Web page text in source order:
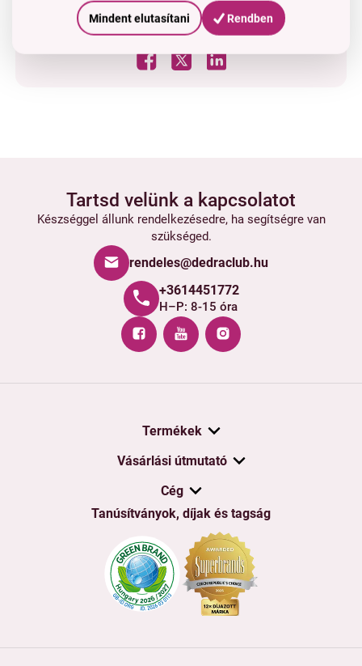
Lépjen velünk kapcsolatba
OSSZA MEG:
Tartsd velünk a kapcsolatot
Készséggel állunk rendelkezésedre, ha segítségre van
szükséged.
rendeles@dedraclub.hu
+3614451772
H–P: 8-15 óra
Termékek
Vásárlási útmutató
Cég
Tanúsítványok, díjak és tagság
Mindent elutasítani Rendben